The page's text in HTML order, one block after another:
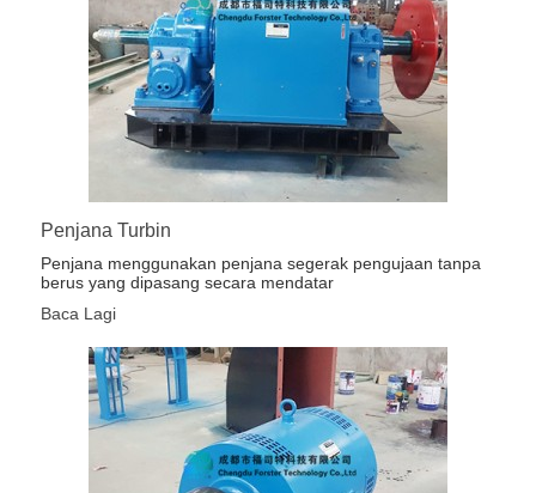
Penjana Turbin
Penjana menggunakan penjana segerak pengujaan tanpa
berus yang dipasang secara mendatar
Baca Lagi